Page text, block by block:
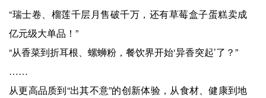
“瑞士卷、榴莲千层月售破千万，还有草莓盒子蛋糕卖成
亿元级大单品！”
“从香菜到折耳根、螺蛳粉，餐饮界开始‘异香突起’了？”
……
从更高品质到“出其不意”的创新体验，从食材、健康到地